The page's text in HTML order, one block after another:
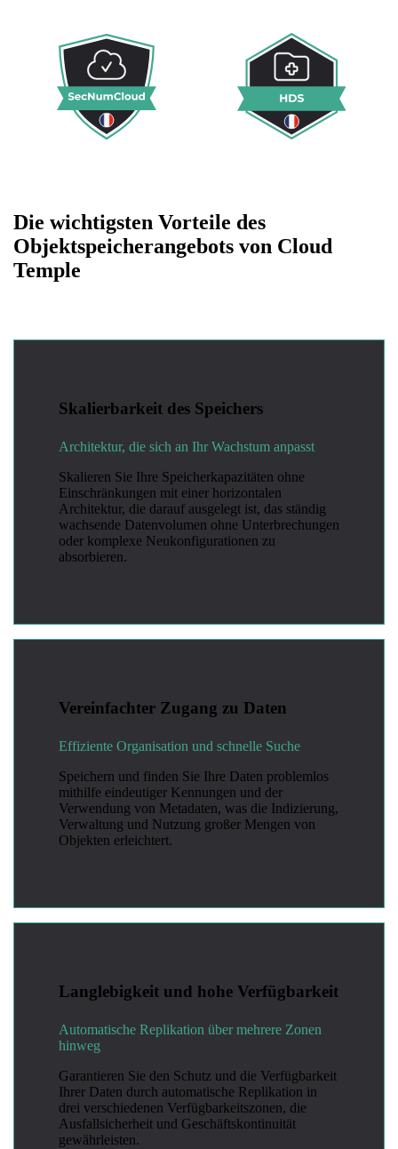
Die wichtigsten Vorteile des
Objektspeicherangebots von Cloud
Temple
Skalierbarkeit des Speichers
Architektur, die sich an Ihr Wachstum anpasst
Skalieren Sie Ihre Speicherkapazitäten ohne
Einschränkungen mit einer horizontalen
Architektur, die darauf ausgelegt ist, das ständig
wachsende Datenvolumen ohne Unterbrechungen
oder komplexe Neukonfigurationen zu
absorbieren.
Vereinfachter Zugang zu Daten
Effiziente Organisation und schnelle Suche
Speichern und finden Sie Ihre Daten problemlos
mithilfe eindeutiger Kennungen und der
Verwendung von Metadaten, was die Indizierung,
Verwaltung und Nutzung großer Mengen von
Objekten erleichtert.
Langlebigkeit und hohe Verfügbarkeit
Automatische Replikation über mehrere Zonen
hinweg
Garantieren Sie den Schutz und die Verfügbarkeit
Ihrer Daten durch automatische Replikation in
drei verschiedenen Verfügbarkeitszonen, die
Ausfallsicherheit und Geschäftskontinuität
gewährleisten.